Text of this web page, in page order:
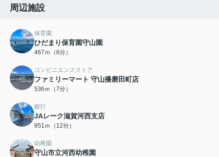
周辺施設
保育園
ひだまり保育園守山園
467ｍ（6分）
コンビニエンスストア
ファミリーマート 守山播磨田町店
536ｍ（7分）
銀行
JAレーク滋賀河西支店
951ｍ（12分）
幼稚園
守山市立河西幼稚園